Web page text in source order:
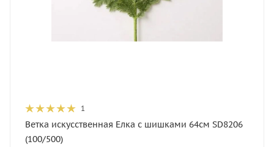
1
Ветка искусственная Елка с шишками 64см SD8206
(100/500)